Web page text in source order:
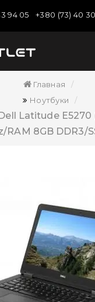
94 05 +380 (73) 40
Главная
Ноутбуки
Latitude E5270
RAM 8GB DDR3/